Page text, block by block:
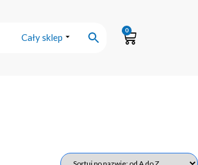
Cały sklep
0